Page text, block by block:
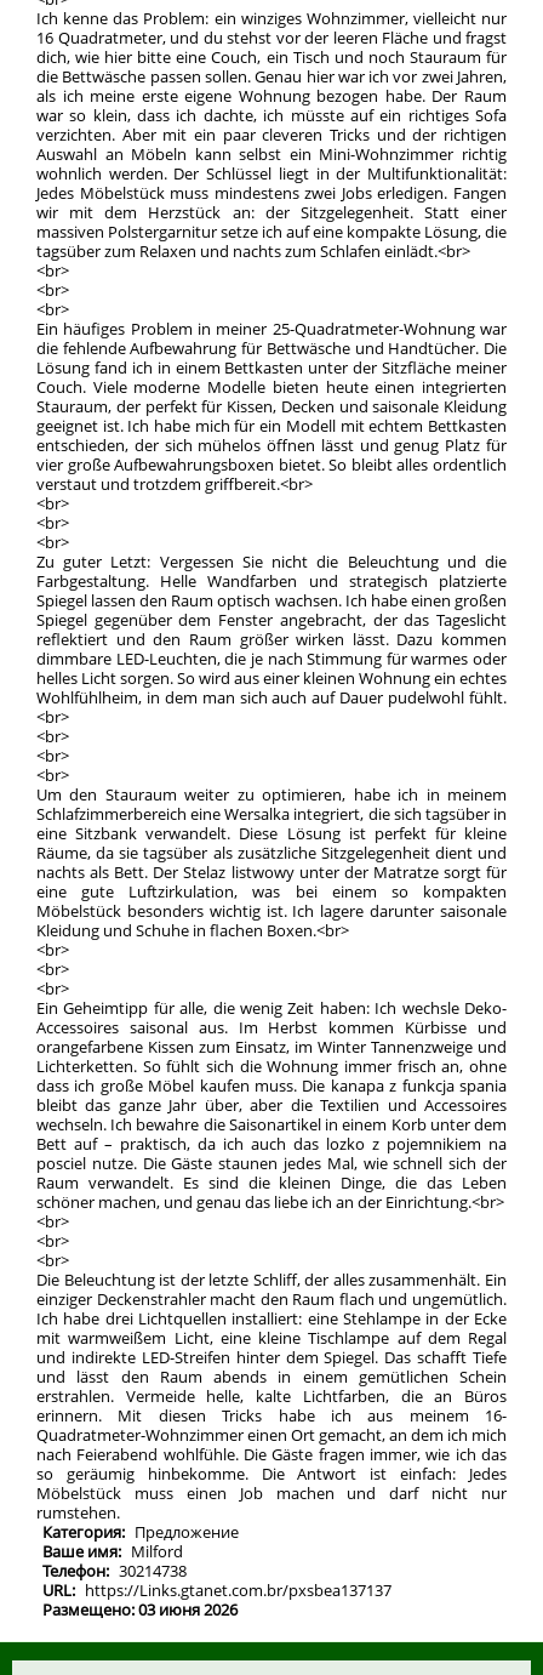
Ich kenne das Problem: ein winziges Wohnzimmer, vielleicht nur
16 Quadratmeter, und du stehst vor der leeren Fläche und fragst
dich, wie hier bitte eine Couch, ein Tisch und noch Stauraum für
die Bettwäsche passen sollen. Genau hier war ich vor zwei Jahren,
als ich meine erste eigene Wohnung bezogen habe. Der Raum
war so klein, dass ich dachte, ich müsste auf ein richtiges Sofa
verzichten. Aber mit ein paar cleveren Tricks und der richtigen
Auswahl an Möbeln kann selbst ein Mini-Wohnzimmer richtig
wohnlich werden. Der Schlüssel liegt in der Multifunktionalität:
Jedes Möbelstück muss mindestens zwei Jobs erledigen. Fangen
wir mit dem Herzstück an: der Sitzgelegenheit. Statt einer
massiven Polstergarnitur setze ich auf eine kompakte Lösung, die
tagsüber zum Relaxen und nachts zum Schlafen einlädt.<br>
<br>
<br>
<br>
Ein häufiges Problem in meiner 25-Quadratmeter-Wohnung war
die fehlende Aufbewahrung für Bettwäsche und Handtücher. Die
Lösung fand ich in einem Bettkasten unter der Sitzfläche meiner
Couch. Viele moderne Modelle bieten heute einen integrierten
Stauraum, der perfekt für Kissen, Decken und saisonale Kleidung
geeignet ist. Ich habe mich für ein Modell mit echtem Bettkasten
entschieden, der sich mühelos öffnen lässt und genug Platz für
vier große Aufbewahrungsboxen bietet. So bleibt alles ordentlich
verstaut und trotzdem griffbereit.<br>
<br>
<br>
<br>
Zu guter Letzt: Vergessen Sie nicht die Beleuchtung und die
Farbgestaltung. Helle Wandfarben und strategisch platzierte
Spiegel lassen den Raum optisch wachsen. Ich habe einen großen
Spiegel gegenüber dem Fenster angebracht, der das Tageslicht
reflektiert und den Raum größer wirken lässt. Dazu kommen
dimmbare LED-Leuchten, die je nach Stimmung für warmes oder
helles Licht sorgen. So wird aus einer kleinen Wohnung ein echtes
Wohlfühlheim, in dem man sich auch auf Dauer pudelwohl fühlt.
<br>
<br>
<br>
<br>
Um den Stauraum weiter zu optimieren, habe ich in meinem
Schlafzimmerbereich eine Wersalka integriert, die sich tagsüber in
eine Sitzbank verwandelt. Diese Lösung ist perfekt für kleine
Räume, da sie tagsüber als zusätzliche Sitzgelegenheit dient und
nachts als Bett. Der Stelaz listwowy unter der Matratze sorgt für
eine gute Luftzirkulation, was bei einem so kompakten
Möbelstück besonders wichtig ist. Ich lagere darunter saisonale
Kleidung und Schuhe in flachen Boxen.<br>
<br>
<br>
<br>
Ein Geheimtipp für alle, die wenig Zeit haben: Ich wechsle Deko-
Accessoires saisonal aus. Im Herbst kommen Kürbisse und
orangefarbene Kissen zum Einsatz, im Winter Tannenzweige und
Lichterketten. So fühlt sich die Wohnung immer frisch an, ohne
dass ich große Möbel kaufen muss. Die kanapa z funkcja spania
bleibt das ganze Jahr über, aber die Textilien und Accessoires
wechseln. Ich bewahre die Saisonartikel in einem Korb unter dem
Bett auf – praktisch, da ich auch das lozko z pojemnikiem na
posciel nutze. Die Gäste staunen jedes Mal, wie schnell sich der
Raum verwandelt. Es sind die kleinen Dinge, die das Leben
schöner machen, und genau das liebe ich an der Einrichtung.<br>
<br>
<br>
<br>
Die Beleuchtung ist der letzte Schliff, der alles zusammenhält. Ein
einziger Deckenstrahler macht den Raum flach und ungemütlich.
Ich habe drei Lichtquellen installiert: eine Stehlampe in der Ecke
mit warmweißem Licht, eine kleine Tischlampe auf dem Regal
und indirekte LED-Streifen hinter dem Spiegel. Das schafft Tiefe
und lässt den Raum abends in einem gemütlichen Schein
erstrahlen. Vermeide helle, kalte Lichtfarben, die an Büros
erinnern. Mit diesen Tricks habe ich aus meinem 16-
Quadratmeter-Wohnzimmer einen Ort gemacht, an dem ich mich
nach Feierabend wohlfühle. Die Gäste fragen immer, wie ich das
so geräumig hinbekomme. Die Antwort ist einfach: Jedes
Möbelstück muss einen Job machen und darf nicht nur
rumstehen.
Категория: Предложение
Ваше имя: Milford
Телефон: 30214738
URL: https://Links.gtanet.com.br/pxsbea137137
Размещено: 03 июня 2026